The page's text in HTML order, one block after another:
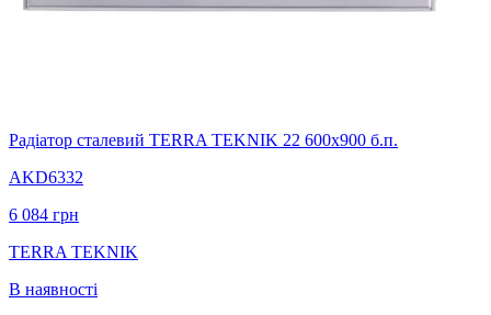
Радіатор сталевий TERRA TEKNIK 22 600х900 б.п.
AKD6332
6 084 грн
TERRA TEKNIK
В наявності